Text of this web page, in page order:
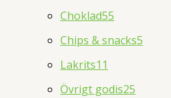
Choklad55
Chips & snacks5
Lakrits11
Övrigt godis25